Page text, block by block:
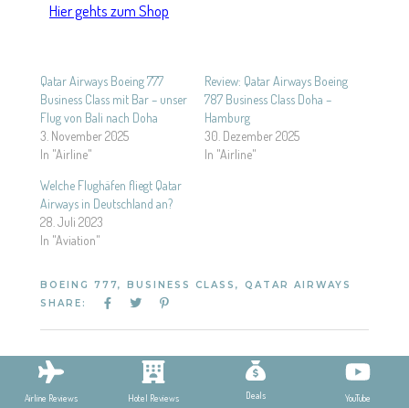
Hier gehts zum Shop
Qatar Airways Boeing 777
Business Class mit Bar – unser
Flug von Bali nach Doha
3. November 2025
In "Airline"
Review: Qatar Airways Boeing
787 Business Class Doha –
Hamburg
30. Dezember 2025
In "Airline"
Welche Flughäfen fliegt Qatar
Airways in Deutschland an?
28. Juli 2023
In "Aviation"
BOEING 777, BUSINESS CLASS , QATAR AIRWAYS
SHARE:
PREV POST NEXT POST
Airline Reviews Hotel Reviews Deals YouTube